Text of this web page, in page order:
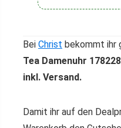
Bei Christ bekommt ihr
Tea Damenuhr
inkl. Versand.
Damit ihr auf den